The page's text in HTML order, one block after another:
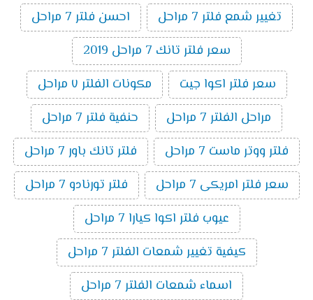
تغيير شمع فلتر 7 مراحل
احسن فلتر 7 مراحل
سعر فلتر تانك 7 مراحل 2019
سعر فلتر اكوا جيت
مكونات الفلتر ٧ مراحل
مراحل الفلتر 7 مراحل
حنفية فلتر 7 مراحل
فلتر ووتر ماست 7 مراحل
فلتر تانك باور 7 مراحل
سعر فلتر امريكى 7 مراحل
فلتر تورنادو 7 مراحل
عيوب فلتر اكوا كيارا 7 مراحل
كيفية تغيير شمعات الفلتر 7 مراحل
اسماء شمعات الفلتر 7 مراحل